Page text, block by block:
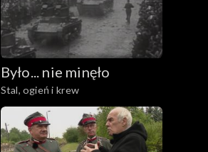
Było... nie minęło
Stal, ogień i krew